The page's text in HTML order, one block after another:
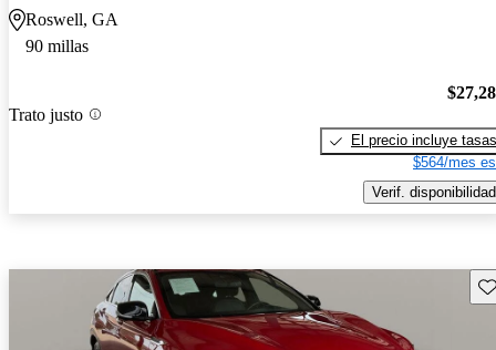
Roswell, GA
90 millas
Trato justo
El precio incluye tasas
$564/mes
Verif. disponibilidad